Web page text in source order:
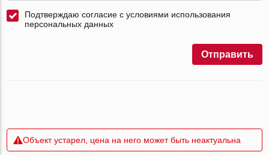
Подтверждаю согласие с условиями использования
персональных данных
Отправить
Объект устарел, цена на него может быть неактуальна